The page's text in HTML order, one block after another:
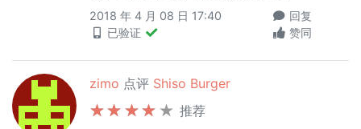
2018 年 4 月 08 日 17:40
已验证
回复
赞同
zimo 点评 Shiso Burger
推荐